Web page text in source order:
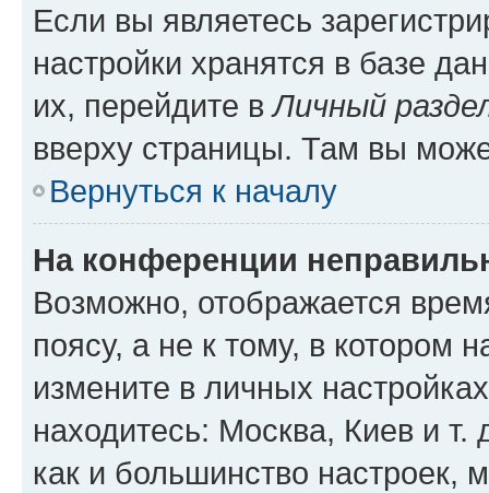
Если вы являетесь
настройки хранятся в базе
их, перейдите вЛичный
вверху страницы. Там вы
Вернуться к началу
На конференции
Возможно, отображается
поясу, а не к тому, в котором
измените в личных
находитесь: Москва, Киев и т.
как и большинство настроек,